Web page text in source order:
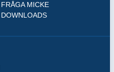
FRÅGA MICKE
DOWNLOADS